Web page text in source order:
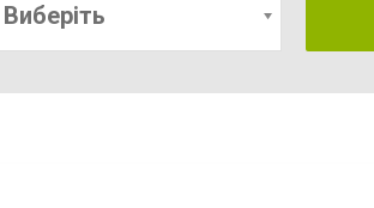
Виберіть